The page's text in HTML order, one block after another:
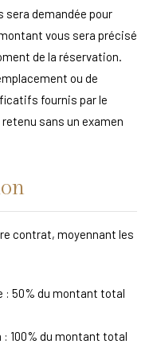
sera demandée pour
vous sera précisé
de la réservation.
ou de
fournis par le
sans un examen
contrat, moyennant les
: 50% du montant total
: 100% du montant total